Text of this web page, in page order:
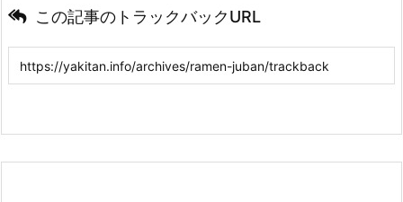
この記事のトラックバックURL